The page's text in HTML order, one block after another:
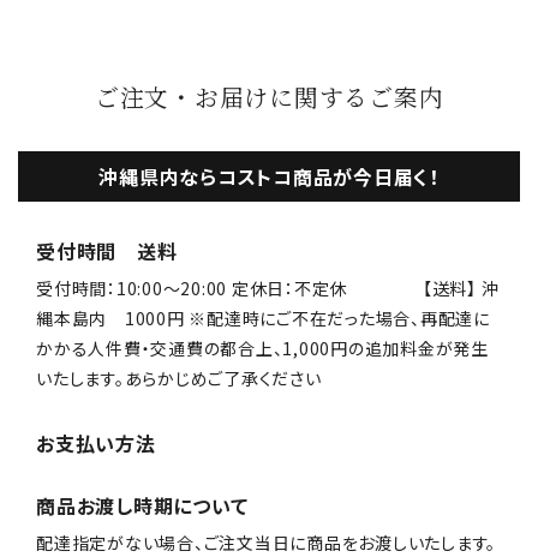
ご注文・お届けに関するご案内
沖縄県内ならコストコ商品が今日届く！
受付時間 送料
受付時間：10:00〜20:00 定休日：不定休 【送料】 沖
縄本島内 1000円 ※配達時にご不在だった場合、再配達に
かかる人件費・交通費の都合上、1,000円の追加料金が発生
いたします。あらかじめご了承ください
お支払い方法
商品お渡し時期について
配達指定がない場合、ご注文当日に商品をお渡しいたします。